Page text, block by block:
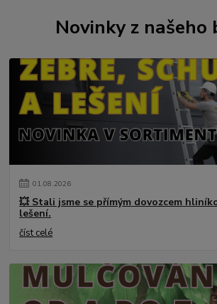
Novinky z našeho
01.08.2026
💥 Stali jsme se přímým dovozcem
lešení.
číst celé